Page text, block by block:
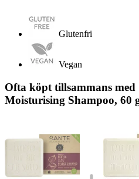
Glutenfri
Vegan
Ofta köpt tillsammans
Moisturising Shampoo, 60